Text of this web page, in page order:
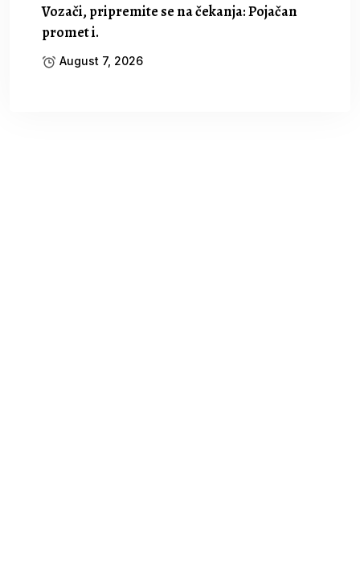
Vozači, pripremite se na čekanja: Pojačan
promet i.
August 7, 2026